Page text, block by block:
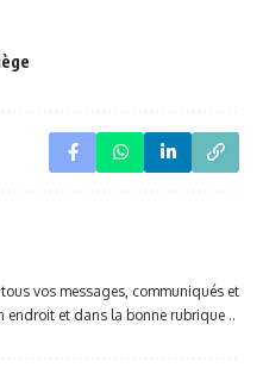
vos messages, communiqués et
endroit et dans la bonne rubrique ..